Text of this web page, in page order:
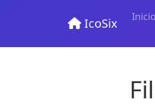
IcoSix Inicio